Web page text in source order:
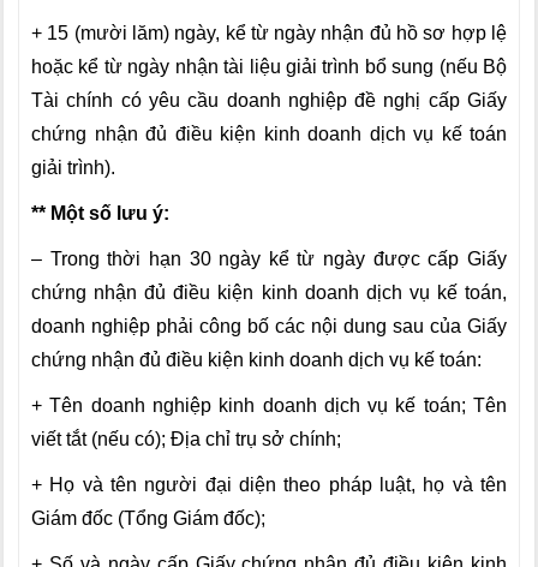
+ 15 (mười lăm) ngày, kể từ ngày nhận đủ hồ sơ hợp lệ
hoặc kể từ ngày nhận tài liệu giải trình bổ sung (nếu Bộ
Tài chính có yêu cầu doanh nghiệp đề nghị cấp Giấy
chứng nhận đủ điều kiện kinh doanh dịch vụ kế toán
giải trình).
** Một số lưu ý:
– Trong thời hạn 30 ngày kể từ ngày được cấp Giấy
chứng nhận đủ điều kiện kinh doanh dịch vụ kế toán,
doanh nghiệp phải công bố các nội dung sau của Giấy
chứng nhận đủ điều kiện kinh doanh dịch vụ kế toán:
+ Tên doanh nghiệp kinh doanh dịch vụ kế toán; Tên
viết tắt (nếu có); Địa chỉ trụ sở chính;
+ Họ và tên người đại diện theo pháp luật, họ và tên
Giám đốc (Tổng Giám đốc);